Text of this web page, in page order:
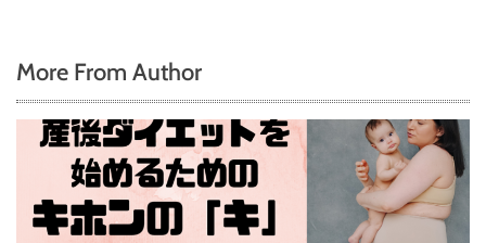
More From Author